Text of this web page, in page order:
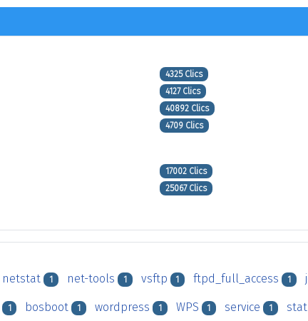
4325 Clics
4127 Clics
40892 Clics
4709 Clics
17002 Clics
25067 Clics
netstat 1 net-tools 1 vsftp 1 ftpd_full_access 1
1 bosboot 1 wordpress 1 WPS 1 service 1